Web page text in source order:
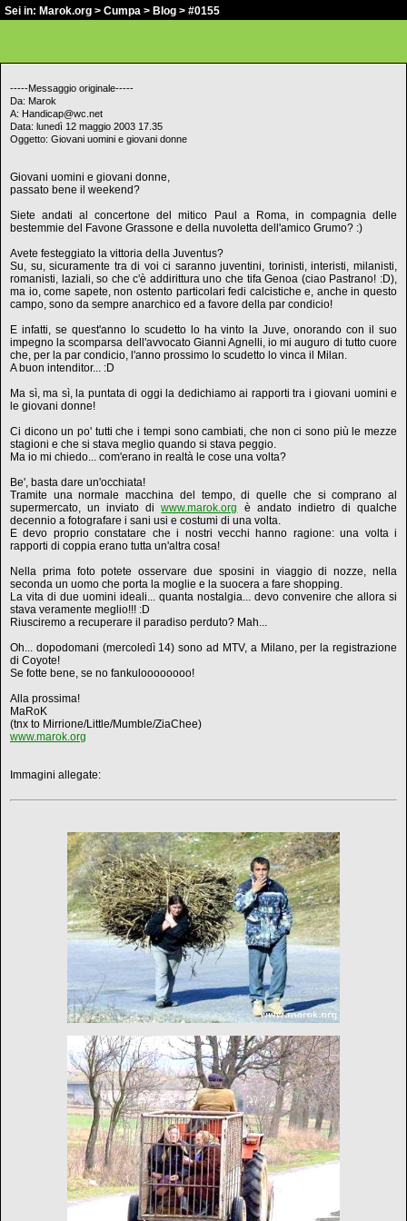
Sei in: Marok.org > Cumpa > Blog > #0155
-----Messaggio originale-----
Da: Marok
A: Handicap@wc.net
Data: lunedì 12 maggio 2003 17.35
Oggetto: Giovani uomini e giovani donne
Giovani uomini e giovani donne,
passato bene il weekend?
Siete andati al concertone del mitico Paul a Roma, in compagnia delle
bestemmie del Favone Grassone e della nuvoletta dell'amico Grumo? :)
Avete festeggiato la vittoria della Juventus?
Su, su, sicuramente tra di voi ci saranno juventini, torinisti, interisti, milanisti,
romanisti, laziali, so che c'è addirittura uno che tifa Genoa (ciao Pastrano! :D),
ma io, come sapete, non ostento particolari fedi calcistiche e, anche in questo
campo, sono da sempre anarchico ed a favore della par condicio!
E infatti, se quest'anno lo scudetto lo ha vinto la Juve, onorando con il suo
impegno la scomparsa dell'avvocato Gianni Agnelli, io mi auguro di tutto cuore
che, per la par condicio, l'anno prossimo lo scudetto lo vinca il Milan.
A buon intenditor... :D
Ma sì, ma sì, la puntata di oggi la dedichiamo ai rapporti tra i giovani uomini e
le giovani donne!
Ci dicono un po' tutti che i tempi sono cambiati, che non ci sono più le mezze
stagioni e che si stava meglio quando si stava peggio.
Ma io mi chiedo... com'erano in realtà le cose una volta?
Be', basta dare un'occhiata!
Tramite una normale macchina del tempo, di quelle che si comprano al
supermercato, un inviato diwww.marok.org
è andato indietro di qualche
decennio a fotografare i sani usi e costumi di una volta.
E devo proprio constatare che i nostri vecchi hanno ragione: una volta i
rapporti di coppia erano tutta un'altra cosa!
Nella prima foto potete osservare due sposini in viaggio di nozze, nella
seconda un uomo che porta la moglie e la suocera a fare shopping.
La vita di due uomini ideali... quanta nostalgia... devo convenire che allora si
stava veramente meglio!!! :D
Riusciremo a recuperare il paradiso perduto? Mah...
Oh... dopodomani (mercoledì 14) sono ad MTV, a Milano, per la registrazione
di Coyote!
Se fotte bene, se no fankuloooooooo!
Alla prossima!
MaRoK
(tnx to Mirrione/Little/Mumble/ZiaChee)
www.marok.org
Immagini allegate: